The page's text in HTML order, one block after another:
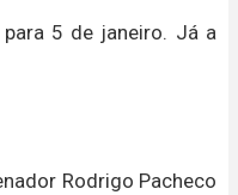
5 de janeiro. Já a
Rodrigo Pacheco